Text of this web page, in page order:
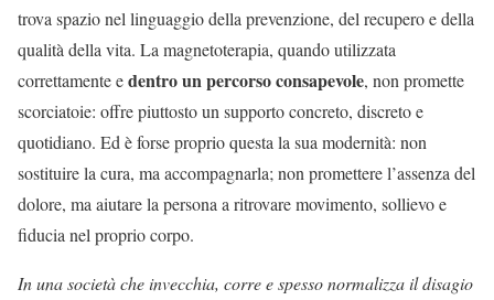
trova spazio nel linguaggio della prevenzione, del recupero e della
qualità della vita. La magnetoterapia, quando utilizzata
correttamente edentro un percorso consapevole, non promette
scorciatoie: offre piuttosto un supporto concreto, discreto e
quotidiano. Ed è forse proprio questa la sua modernità: non
sostituire la cura, ma accompagnarla; non promettere l’assenza del
dolore, ma aiutare la persona a ritrovare movimento, sollievo e
fiducia nel proprio corpo.
In una società che invecchia, corre e spesso normalizza il disagio